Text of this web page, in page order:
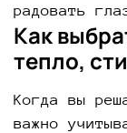
радовать
Как
тепло,
Когда вы
важно